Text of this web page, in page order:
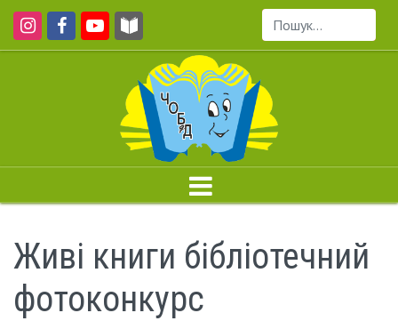
Пошук...
Живі книги бібліотечний
фотоконкурс